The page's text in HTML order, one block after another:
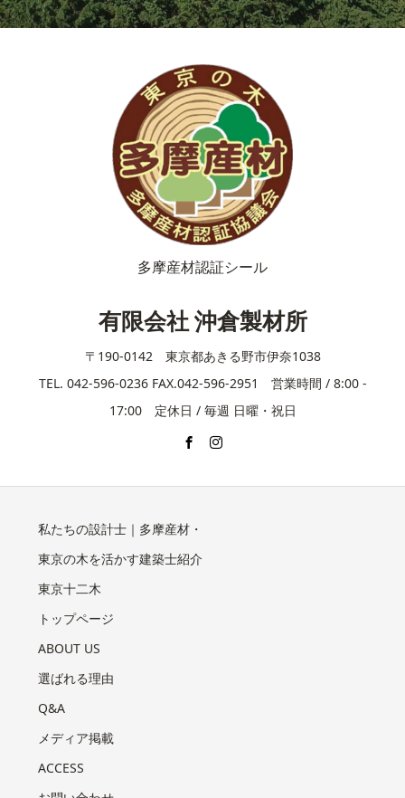
多摩産材認証シール
有限会社 沖倉製材所
〒190-0142 東京都あきる野市伊奈1038
TEL. 042-596-0236 FAX.042-596-2951 営業時間 / 8:00 -
17:00 定休日 / 毎週 日曜・祝日
私たちの設計士｜多摩産材・
東京の木を活かす建築士紹介
東京十二木
トップページ
ABOUT US
選ばれる理由
Q&A
メディア掲載
ACCESS